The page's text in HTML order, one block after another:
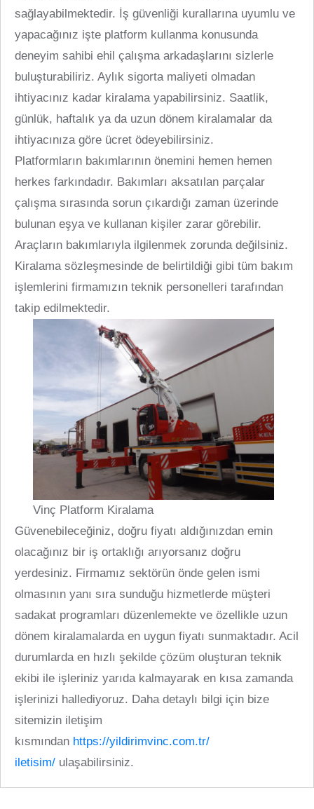
sağlayabilmektedir. İş güvenliği kurallarına uyumlu ve
yapacağınız işte platform kullanma konusunda
deneyim sahibi ehil çalışma arkadaşlarını sizlerle
buluşturabiliriz. Aylık sigorta maliyeti olmadan
ihtiyacınız kadar kiralama yapabilirsiniz. Saatlik,
günlük, haftalık ya da uzun dönem kiralamalar da
ihtiyacınıza göre ücret ödeyebilirsiniz.
Platformların bakımlarının önemini hemen hemen
herkes farkındadır. Bakımları aksatılan parçalar
çalışma sırasında sorun çıkardığı zaman üzerinde
bulunan eşya ve kullanan kişiler zarar görebilir.
Araçların bakımlarıyla ilgilenmek zorunda değilsiniz.
Kiralama sözleşmesinde de belirtildiği gibi tüm bakım
işlemlerini firmamızın teknik personelleri tarafından
takip edilmektedir.
Vinç Platform Kiralama
Güvenebileceğiniz, doğru fiyatı aldığınızdan emin
olacağınız bir iş ortaklığı arıyorsanız doğru
yerdesiniz. Firmamız sektörün önde gelen ismi
olmasının yanı sıra sunduğu hizmetlerde müşteri
sadakat programları düzenlemekte ve özellikle uzun
dönem kiralamalarda en uygun fiyatı sunmaktadır. Acil
durumlarda en hızlı şekilde çözüm oluşturan teknik
ekibi ile işleriniz yarıda kalmayarak en kısa zamanda
işlerinizi hallediyoruz. Daha detaylı bilgi için bize
sitemizin iletişim
kısmından https://yildirimvinc.com.tr/
iletisim/ ulaşabilirsiniz.